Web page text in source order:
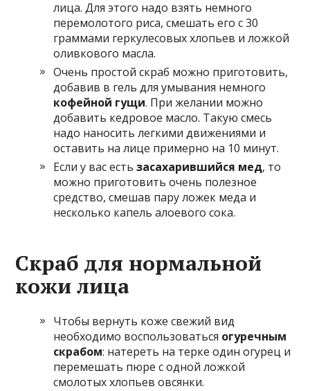
лица. Для этого надо взять немного
перемолотого риса, смешать его с 30
граммами геркулесовых хлопьев и ложкой
оливкового масла.
Очень простой скраб можно приготовить,
добавив в гель для умывания немного
кофейной гущи. При желании можно
добавить кедровое масло. Такую смесь
надо наносить легкими движениями и
оставить на лице примерно на 10 минут.
Если у вас естьзасахарившийся мед, то
можно приготовить очень полезное
средство, смешав пару ложек меда и
несколько капель алоевого сока.
Скраб для нормальной
кожи лица
Чтобы вернуть коже свежий вид
необходимо воспользоваться огуречным
скрабом: натереть на терке один огурец и
перемешать пюре с одной ложкой
смолотых хлопьев овсянки.